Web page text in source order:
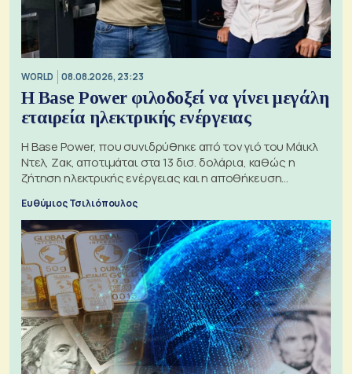
WORLD 08.08.2026, 23:23
Η Base Power φιλοδοξεί να γίνει μεγάλη
εταιρεία ηλεκτρικής ενέργειας
Η Base Power, που συνιδρύθηκε από τον γιό του Μάικλ
Ντελ, Ζακ, αποτιμάται στα 13 δισ. δολάρια, καθώς η
ζήτηση ηλεκτρικής ενέργειας και η αποθήκευση
Ευθύμιος Τσιλιόπουλος